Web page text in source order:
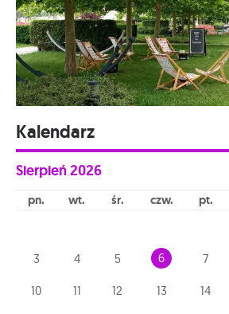
Kalendarz
Sierpień2026
pn wt śr czw pt
3 4 5 6 7
10 11 12 13 14